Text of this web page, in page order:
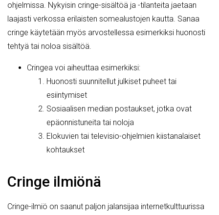
ohjelmissa. Nykyisin cringe-sisältöä ja -tilanteita jaetaan
laajasti verkossa erilaisten somealustojen kautta. Sanaa
cringe käytetään myös arvostellessa esimerkiksi huonosti
tehtyä tai noloa sisältöä.
Cringea voi aiheuttaa esimerkiksi:
Huonosti suunnitellut julkiset puheet tai
esiintymiset
Sosiaalisen median postaukset, jotka ovat
epäonnistuneita tai noloja
Elokuvien tai televisio-ohjelmien kiistanalaiset
kohtaukset
Cringe ilmiönä
Cringe-ilmiö on saanut paljon jalansijaa internetkulttuurissa